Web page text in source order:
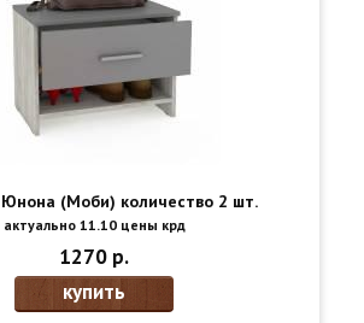
(Моби) количество 2 шт.
актуально 11.10 цены крд
1270 р.
купить